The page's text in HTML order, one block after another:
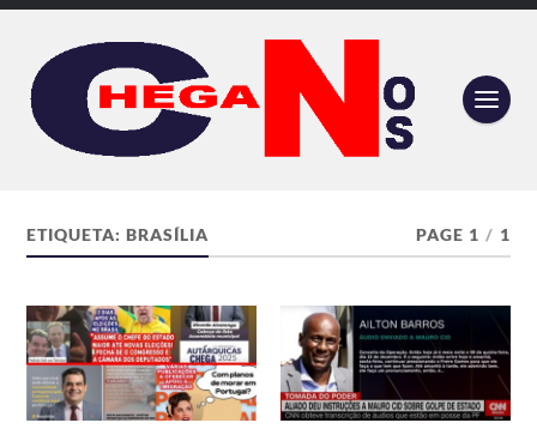
ETIQUETA:BRASÍLIA PAGE 1 / 1